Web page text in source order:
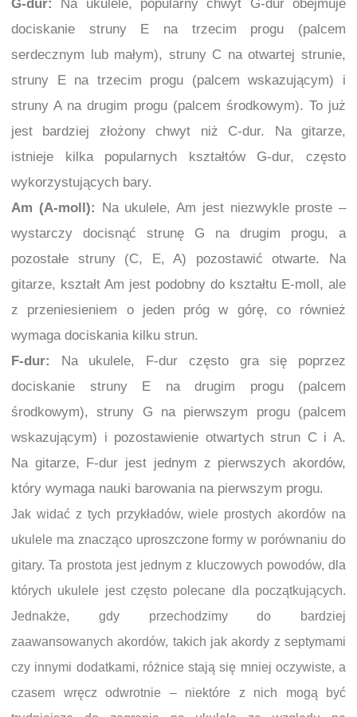
G-dur:
Na ukulele, popularny chwyt G-dur obejmuje
dociskanie struny E na trzecim progu (palcem
serdecznym lub małym), struny C na otwartej strunie,
struny E na trzecim progu (palcem wskazującym) i
struny A na drugim progu (palcem środkowym). To już
jest bardziej złożony chwyt niż C-dur. Na gitarze,
istnieje kilka popularnych kształtów G-dur, często
wykorzystujących bary.
Am (A-moll): Na ukulele, Am jest niezwykle proste –
wystarczy docisnąć strunę G na drugim progu, a
pozostałe struny (C, E, A) pozostawić otwarte. Na
gitarze, kształt Am jest podobny do kształtu E-moll, ale
z przeniesieniem o jeden próg w górę, co również
wymaga dociskania kilku strun.
F-dur:
Na ukulele, F-dur często gra się poprzez
dociskanie struny E na drugim progu (palcem
środkowym), struny G na pierwszym progu (palcem
wskazującym) i pozostawienie otwartych strun C i A.
Na gitarze, F-dur jest jednym z pierwszych akordów,
który wymaga nauki barowania na pierwszym progu.
Jak widać z tych przykładów, wiele prostych akordów na
ukulele ma znacząco uproszczone formy w porównaniu do
gitary. Ta prostota jest jednym z kluczowych powodów, dla
których ukulele jest często polecane dla początkujących.
Jednakże, gdy przechodzimy do bardziej
zaawansowanych akordów, takich jak akordy z septymami
czy innymi dodatkami, różnice stają się mniej oczywiste, a
czasem wręcz odwrotnie – niektóre z nich mogą być